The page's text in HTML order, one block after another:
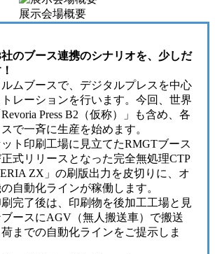
展示会場概要
のブース連携のシナリオを、少しだ
ムブースで、デジタルプレスを中心
レーションを行います。今回、世界
Press B2（仮称）」も含め、各
で一斉に生産を始めます。
ト印刷工場に見立てたRMGTブース
式リリースとなった完全無処理CTP
ZX」の刷版出力を皮切りに、オ
自動化ラインが稼働します。
完了後は、印刷物を後加工工場と見
ースにAGV（無人搬送車）で搬送
までの自動化ラインをご提示しま